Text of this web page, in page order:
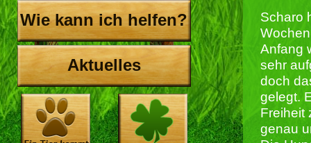
Wie kann ich helfen?
Aktuelles
Scharo
Anfang
sehr
doch
gelegt.
Freiheit
genau